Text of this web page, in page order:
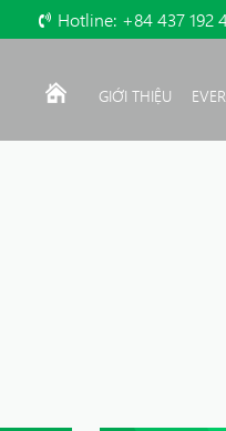
Hotline: +84 437 192
GIỚI THIỆU